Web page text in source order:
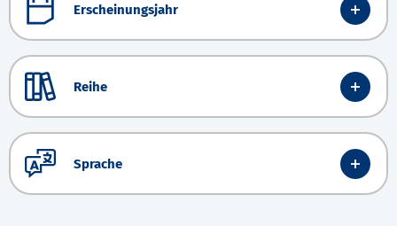
Erscheinungsjahr
Reihe
Sprache